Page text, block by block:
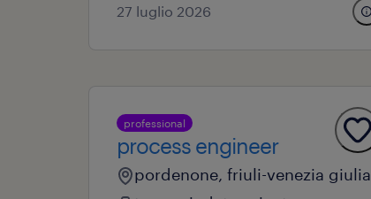
27 luglio 2026
professional
process engineer
pordenone, friuli-venezia giulia